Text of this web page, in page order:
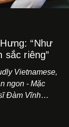
“Như
sắc riêng”
Vietnamese,
ngon - Mặc
Đàm Vĩnh
niệm, thu